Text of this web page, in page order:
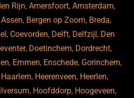
Rijn,Amersfoort,Amsterdam,
Assen, Bergen op Zoom, Breda,
, Coevorden, Delft, Delfzijl, Den
, Doetinchem, Dordrecht,
, Emmen, Enschede, Gorinchem,
Haarlem, Heerenveen, Heerlen,
, Hoofddorp, Hoogeveen,